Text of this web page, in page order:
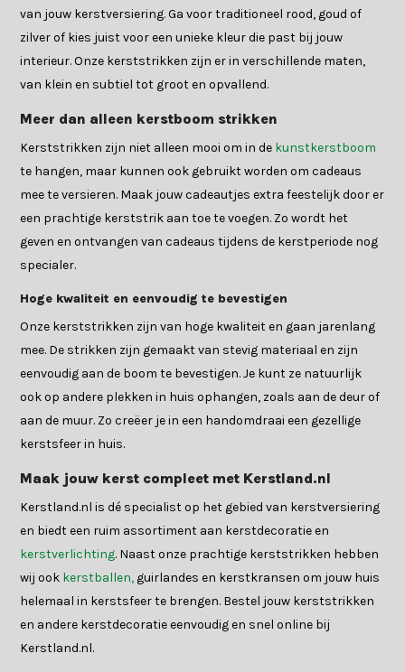
van jouw kerstversiering. Ga voor traditioneel rood, goud of
zilver of kies juist voor een unieke kleur die past bij jouw
interieur. Onze kerststrikken zijn er in verschillende maten,
van klein en subtiel tot groot en opvallend.
Meer dan alleen kerstboom strikken
Kerststrikken zijn niet alleen mooi om in de kunstkerstboom
te hangen, maar kunnen ook gebruikt worden om cadeaus
mee te versieren. Maak jouw cadeautjes extra feestelijk door er
een prachtige kerststrik aan toe te voegen. Zo wordt het
geven en ontvangen van cadeaus tijdens de kerstperiode nog
specialer.
Hoge kwaliteit en eenvoudig te bevestigen
Onze kerststrikken zijn van hoge kwaliteit en gaan jarenlang
mee. De strikken zijn gemaakt van stevig materiaal en zijn
eenvoudig aan de boom te bevestigen. Je kunt ze natuurlijk
ook op andere plekken in huis ophangen, zoals aan de deur of
aan de muur. Zo creëer je in een handomdraai een gezellige
kerstsfeer in huis.
Maak jouw kerst compleet met Kerstland.nl
Kerstland.nl is dé specialist op het gebied van kerstversiering
en biedt een ruim assortiment aan kerstdecoratie en
kerstverlichting. Naast onze prachtige kerststrikken hebben
wij ook kerstballen, guirlandes en kerstkransen om jouw huis
helemaal in kerstsfeer te brengen. Bestel jouw kerststrikken
en andere kerstdecoratie eenvoudig en snel online bij
Kerstland.nl.